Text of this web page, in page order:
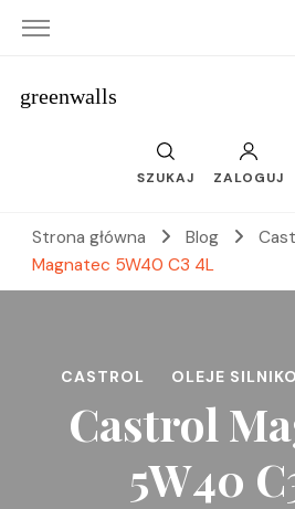
greenwalls
SZUKAJ ZALOGUJ
Strona główna Blog
Magnatec 5W40 C3 4L
CASTROL OLEJE
Castrol
5W40